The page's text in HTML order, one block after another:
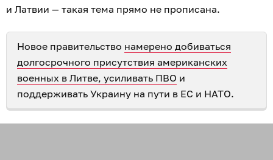
и Латвии — такая тема прямо не прописана.
Новое правительство намерено добиваться
долгосрочного присутствия американских
военных в Литве, усиливать ПВО и
поддерживать Украину на пути в ЕС и НАТО.